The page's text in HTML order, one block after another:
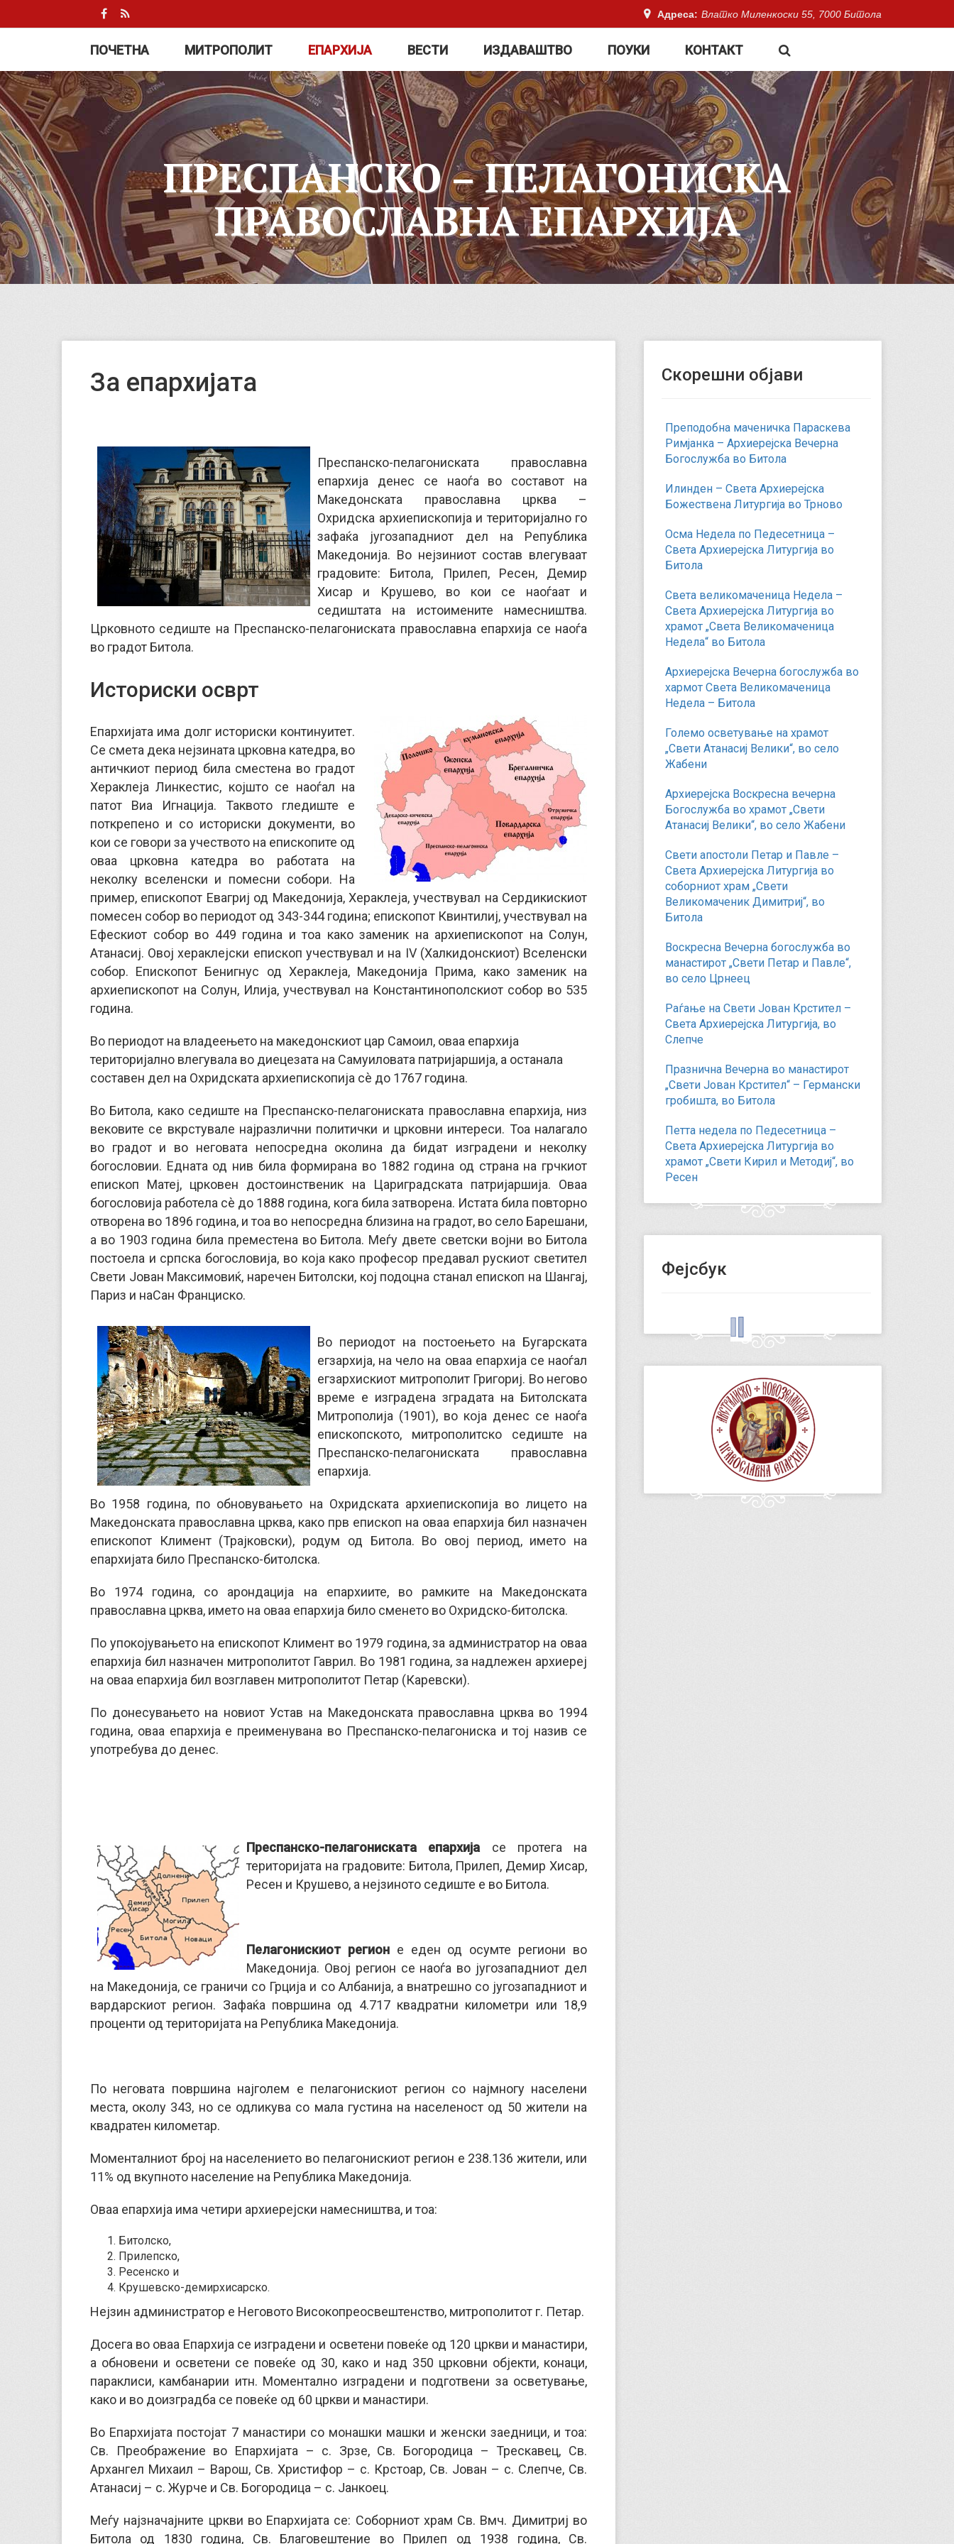
Адреса: Влатко Миленкоски 55, 7000 Битола
ПОЧЕТНА МИТРОПОЛИТ ЕПАРХИЈА ВЕСТИ ИЗДАВАШТВО ПОУКИ КОНТАКТ
ПРЕСПАНСКО – ПЕЛАГОНИСКА
ПРАВОСЛАВНА ЕПАРХИЈА
За епархијата
Преспанско-пелагониската православна
епархија денес се наоѓа во составот на
Македонската православна црква –
Охридска архиепископија и територијално го
зафаќа југозападниот дел на Република
Македонија. Во нејзиниот состав влегуваат
градовите: Битола, Прилеп, Ресен, Демир
Хисар и Крушево, во кои се наоѓаат и
седиштата на истоимените намесништва.
Црковното седиште на Преспанско-пелагониската православна епархија се наоѓа
во градот Битола.
Историски осврт
Епархијата има долг историски континуитет.
Се смета дека нејзината црковна катедра, во
античкиот период била сместена во градот
Хераклеја Линкестис, којшто се наоѓал на
патот Виа Игнација. Таквото гледиште е
поткрепено и со историски документи, во
кои се говори за учеството на епископите од
оваа црковна катедра во работата на
неколку вселенски и помесни собори. На
пример, епископот Евагриј од Македонија, Хераклеја, учествувал на Сердикискиот
помесен собор во периодот од 343-344 година; епископот Квинтилиј, учествувал на
Ефескиот собор во 449 година и тоа како заменик на архиепископот на Солун,
Атанасиј. Овој хераклејски епископ учествувал и на IV (Халкидонскиот) Вселенски
собор. Епископот Бенигнус од Хераклеја, Македонија Прима, како заменик на
архиепископот на Солун, Илија, учествувал на Константинополскиот собор во 535
година.
Во периодот на владеењето на македонскиот цар Самоил, оваа епархија
територијално влегувала во диецезата на Самуиловата патријаршија, а останала
составен дел на Охридската архиепископија сè до 1767 година.
Во Битола, како седиште на Преспанско-пелагониската православна епархија, низ
вековите се вкрстувале најразлични политички и црковни интереси. Тоа налагало
во градот и во неговата непосредна околина да бидат изградени и неколку
богословии. Едната од нив била формирана во 1882 година од страна на грчкиот
епископ Матеј, црковен достоинственик на Цариградската патријаршија. Оваа
богословија работела сè до 1888 година, кога била затворена. Истата била повторно
отворена во 1896 година, и тоа во непосредна близина на градот, во село Барешани,
а во 1903 година била преместена во Битола. Mеѓу двете светски војни во Битола
постоела и српска богословија, во која како професор предавал рускиот светител
Свети Јован Максимовиќ, наречен Битолски, кој подоцна станал епископ на Шангај,
Париз и наСан Франциско.
Во периодот на постоењето на Бугарската
егзархија, на чело на оваа епархија се наоѓал
егзархискиот митрополит Григориј. Во негово
време е изградена зградата на Битолската
Митрополија (1901), во која денес се наоѓа
епископското, митрополитско седиште на
Преспанско-пелагониската православна
епархија.
Во 1958 година, по обновувањето на Охридската архиепископија во лицето на
Македонската православна црква, како прв епископ на оваа епархија бил назначен
епископот Климент (Трајковски), родум од Битола. Во овој период, името на
епархијата било Преспанско-битолска.
Во 1974 година, со арондација на епархиите, во рамките на Македонската
православна црква, името на оваа епархија било сменето во Охридско-битолска.
По упокојувањето на епископот Климент во 1979 година, за администратор на оваа
епархија бил назначен митрополитот Гаврил. Во 1981 година, за надлежен архиереј
на оваа епархија бил возглавен митрополитот Петар (Каревски).
По донесувањето на новиот Устав на Македонската православна црква во 1994
година, оваа епархија е преименувана во Преспанско-пелагониска и тој назив се
употребува до денес.
Преспанско-пелагониската епархија се протега на
територијата на градовите: Битола, Прилеп, Демир Хисар,
Ресен и Крушево, а нејзиното седиште е во Битола.
Пелагонискиот регионе еден од осумте региони во
Македонија. Овој регион се наоѓа во југозападниот дел
на Македонија, се граничи со Грција и со Албанија, а внатрешно со југозападниот и
вардарскиот регион. Зафаќа површина од 4.717 квадратни километри или 18,9
проценти од територијата на Република Македонија.
По неговата површина најголем е пелагонискиот регион со најмногу населени
места, околу 343, но се одликува со мала густина на населеност од 50 жители на
квадратен километар.
Моменталниот број на населението во пелагонискиот регион е 238.136 жители, или
11% од вкупното население на Република Македонија.
Оваа епархија има четири архиерејски намесништва, и тоа:
Битолско,
Прилепско,
Ресенско и
Крушевско-демирхисарско.
Нејзин администратор е Неговото Високопреосвештенство, митрополитот г. Петар.
Досега во оваа Епархија се изградени и осветени повеќе од 120 цркви и манастири,
а обновени и осветени се повеќе од 30, како и над 350 црковни објекти, конаци,
параклиси, камбанарии итн. Моментално изградени и подготвени за осветување,
како и во доизградба се повеќе од 60 цркви и манастири.
Во Епархијата постојат 7 манастири со монашки машки и женски заедници, и тоа:
Св. Преображение во Епархијата – с. Зрзе, Св. Богородица – Трескавец, Св.
Архангел Михаил – Варош, Св. Христифор – с. Крстоар, Св. Јован – с. Слепче, Св.
Атанасиј – с. Журче и Св. Богородица – с. Јанкоец.
Меѓу најзначајните цркви во Епархијата се: Соборниот храм Св. Вмч. Димитриј во
Битола од 1830 година, Св. Благовештение во Прилеп од 1938 година, Св.
Скорешни објави
Преподобна маченичка Параскева
Римјанка – Архиерејска Вечерна
Богослужба во Битола
Илинден – Света Архиерејска
Божествена Литургија во Трново
Осма Недела по Педесетница –
Света Архиерејска Литургија во
Битола
Света великомаченица Недела –
Света Архиерејска Литургија во
храмот „Света Великомаченица
Недела“ во Битола
Архиерејска Вечерна богослужба во
хармот Света Великомаченица
Недела – Битола
Големо осветување на храмот
„Свети Атанасиј Велики“, во село
Жабени
Архиерејска Воскресна вечерна
Богослужба во храмот „Свети
Атанасиј Велики“, во село Жабени
Свети апостоли Петар и Павле –
Света Архиерејска Литургија во
соборниот храм „Свети
Великомаченик Димитриј“, во
Битола
Воскресна Вечерна богослужба во
манастирот „Свети Петар и Павле“,
во село Црнеец
Раѓање на Свети Јован Крстител –
Света Архиерејска Литургија, во
Слепче
Празнична Вечерна во манастирот
„Свети Јован Крстител“ – Германски
гробишта, во Битола
Петта недела по Педесетница –
Света Архиерејска Литургија во
храмот „Свети Кирил и Методиј“, во
Ресен
Фејсбук